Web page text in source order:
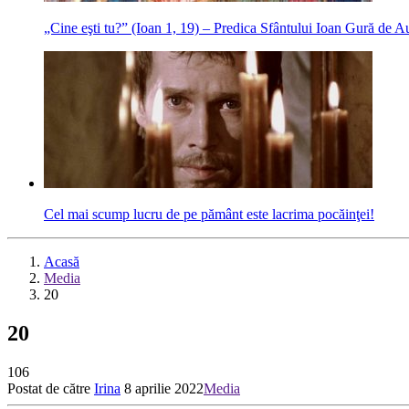
„Cine eşti tu?” (Ioan 1, 19) – Predica Sfântului Ioan Gură de
Cel mai scump lucru de pe pământ este lacrima pocăinţei!
Acasă
Media
20
20
106
Postat de către Irina 8 aprilie 2022Media